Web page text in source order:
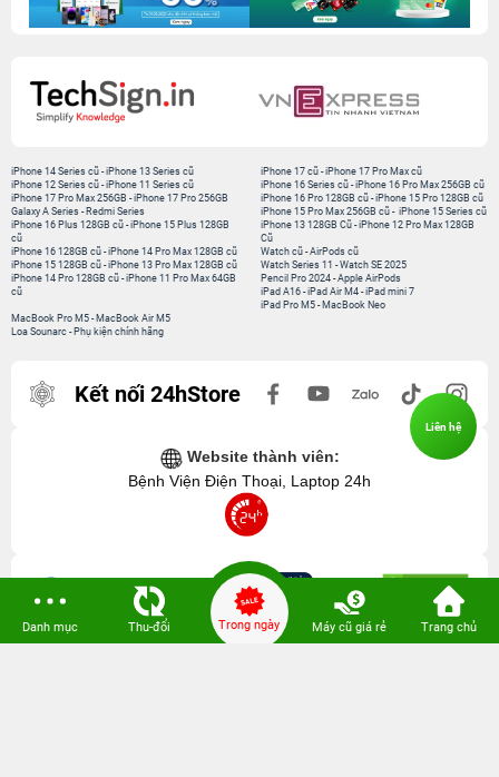
iPhone 14 Series cũ -iPhone 13 Series cũ
iPhone 12 Series cũ -iPhone 11 Series cũ
iPhone 17 Pro Max 256GB -iPhone 17 Pro 256GB
Galaxy A Series - Redmi Series
iPhone 17 cũ -iPhone 17 Pro Max cũ
iPhone 16 Series cũ - iPhone 16 Pro Max 256GB cũ
iPhone 16 Pro 128GB cũ -iPhone 15 Pro 128GB cũ
iPhone 15 Pro Max 256GB cũ - iPhone 15 Series cũ
iPhone 16 Plus 128GB cũ -iPhone 15 Plus 128GB
cũ
iPhone 16 128GB cũ -iPhone 14 Pro Max 128GB cũ
iPhone 15 128GB cũ -iPhone 13 Pro Max 128GB cũ
iPhone 14 Pro 128GB cũ -iPhone 11 Pro Max 64GB
cũ
iPhone 13 128GB Cũ -iPhone 12 Pro Max 128GB
Cũ
Watch cũ -AirPods cũ
Watch Series 11 -Watch SE 2025
Pencil Pro 2024 -Apple AirPods
iPad A16 -iPad Air M4 -iPad mini 7
iPad Pro M5 - MacBook Neo
MacBook Pro M5 - MacBook Air M5
Loa Sounarc - Phụ kiện chính hãng
Kết nối 24hStore
Website thành viên:
Bệnh Viện Điện Thoại, Laptop 24h
Danh mục Thu-đổi Trong ngày Máy cũ giá rẻ Trang chủ
Liên hệ